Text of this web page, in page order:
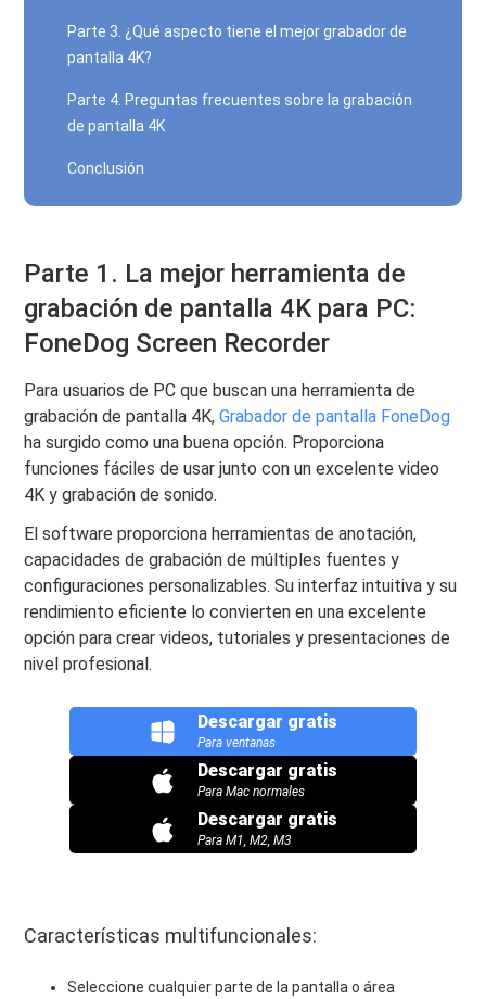
Parte 3. ¿Qué aspecto tiene el mejor grabador de
pantalla 4K?
Parte 4. Preguntas frecuentes sobre la grabación
de pantalla 4K
Conclusión
Parte 1. La mejor herramienta de
grabación de pantalla 4K para PC:
FoneDog Screen Recorder
Para usuarios de PC que buscan una herramienta de
grabación de pantalla 4K,Grabador de pantalla FoneDog
ha surgido como una buena opción. Proporciona
funciones fáciles de usar junto con un excelente video
4K y grabación de sonido.
El software proporciona herramientas de anotación,
capacidades de grabación de múltiples fuentes y
configuraciones personalizables. Su interfaz intuitiva y su
rendimiento eficiente lo convierten en una excelente
opción para crear videos, tutoriales y presentaciones de
nivel profesional.
Descargar gratis
Para ventanas
Descargar gratis
Para Mac normales
Descargar gratis
Para M1, M2, M3
Características multifuncionales:
Seleccione cualquier parte de la pantalla o área